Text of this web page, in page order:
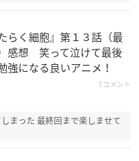
らく細胞』第１３話（最
感想 笑って泣けて最後
強になる良いアニメ！
7コメント
まった 最終回まで楽しませて